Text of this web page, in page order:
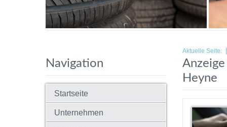
Navigation
Startseite
Unternehmen
Aktuelle Seite:
Heyne